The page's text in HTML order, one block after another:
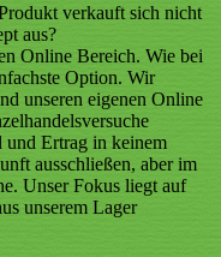
verkauft sich nicht
aus?
Online Bereich. Wie bei
Option. Wir
unseren eigenen Online
und Ertrag in keinem
ausschließen, aber im
Unser Fokus liegt auf
unserem Lager